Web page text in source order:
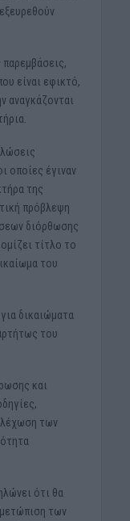
παρεμβάσεις,
είναι εφικτό,
αναγκάζονται
οποίες έγιναν
της
πρόβλεψη
διόρθωσης
τίτλο το
του
δικαιώματα
του
και
των
ότι θα
των